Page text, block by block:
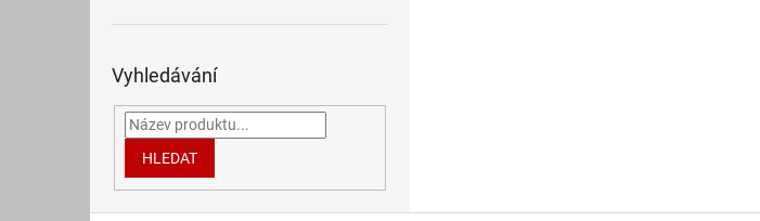
Vyhledávání
HLEDAT